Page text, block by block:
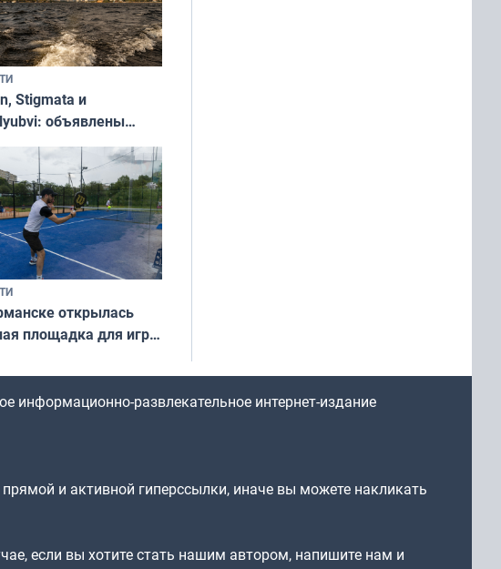
Stigmata и
объявлены
фестиваля
в 2026 года
открылась
площадка для игры
информационно-развлекательное интернет-издание
и активной гиперссылки, иначе вы можете накликать
если вы хотите стать нашим автором, напишите нам и